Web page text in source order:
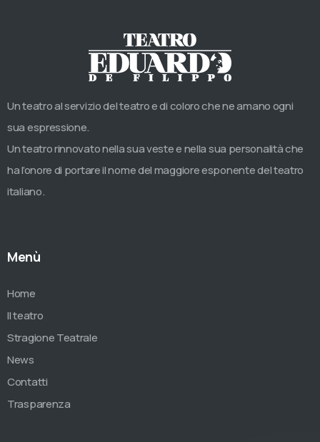
Un teatro al servizio del teatro e di coloro che ne amano ogni
sua espressione.
Un teatro rinnovato nella sua veste e nella sua personalità che
ha l’onore di portare il nome del maggiore esponente del teatro
italiano.
Menù
Home
Il teatro
Stragione Teatrale
News
Contatti
Trasparenza